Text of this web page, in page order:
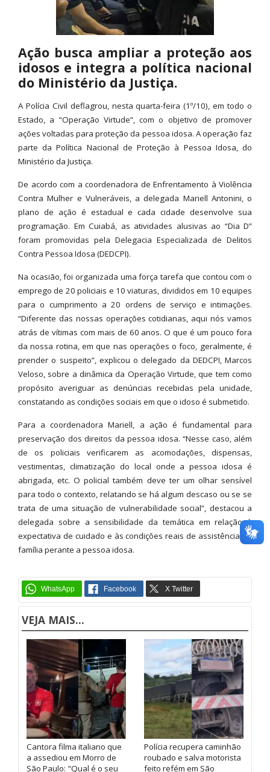
Ação busca ampliar a proteção aos
idosos e integra a política nacional
do Ministério da Justiça.
A Polícia Civil deflagrou, nesta quarta-feira (1º/10), em todo o
Estado, a “Operação Virtude”, com o objetivo de promover
ações voltadas para proteção da pessoa idosa. A operação faz
parte da Política Nacional de Proteção à Pessoa Idosa, do
Ministério da Justiça.
De acordo com a coordenadora de Enfrentamento à Violência
Contra Mulher e Vulneráveis, a delegada Mariell Antonini, o
plano de ação é estadual e cada cidade desenvolve sua
programação. Em Cuiabá, as atividades alusivas ao “Dia D”
foram promovidas pela Delegacia Especializada de Delitos
Contra Pessoa Idosa (DEDCPI).
Na ocasião, foi organizada uma força tarefa que contou com o
emprego de 20 policiais e 10 viaturas, divididos em 10 equipes
para o cumprimento a 20 ordens de serviço e intimações.
“Diferente das nossas operações cotidianas, aqui nós vamos
atrás de vítimas com mais de 60 anos. O que é um pouco fora
da nossa rotina, em que nas operações o foco, geralmente, é
prender o suspeito”, explicou o delegado da DEDCPI, Marcos
Veloso, sobre a dinâmica da Operação Virtude, que tem como
propósito averiguar as denúncias recebidas pela unidade,
constatando as condições sociais em que o idoso é submetido.
Para a coordenadora Mariell, a ação é fundamental para
preservação dos direitos da pessoa idosa. “Nesse caso, além
de os policiais verificarem as acomodações, dispensas,
vestimentas, climatização do local onde a pessoa idosa é
abrigada, etc. O policial também deve ter um olhar sensível
para todo o contexto, relatando se há algum descaso ou se se
trata de uma situação de vulnerabilidade social”, destacou a
delegada sobre a sensibilidade da temática em relação à
expectativa de cuidado e às condições reais de assistência da
família perante a pessoa idosa.
VEJA MAIS...
Cantora filma italiano que
a assediou em Morro de
São Paulo: "Qual é o seu
Polícia recupera caminhão
roubado e salva motorista
feito refém em São